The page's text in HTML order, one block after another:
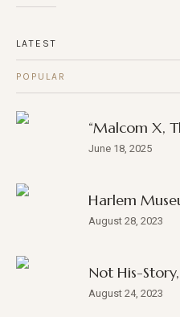
LATEST
POPULAR
“Malcom X,
June 18, 2025
Harlem
August 28, 2023
Not His-
August 24, 2023